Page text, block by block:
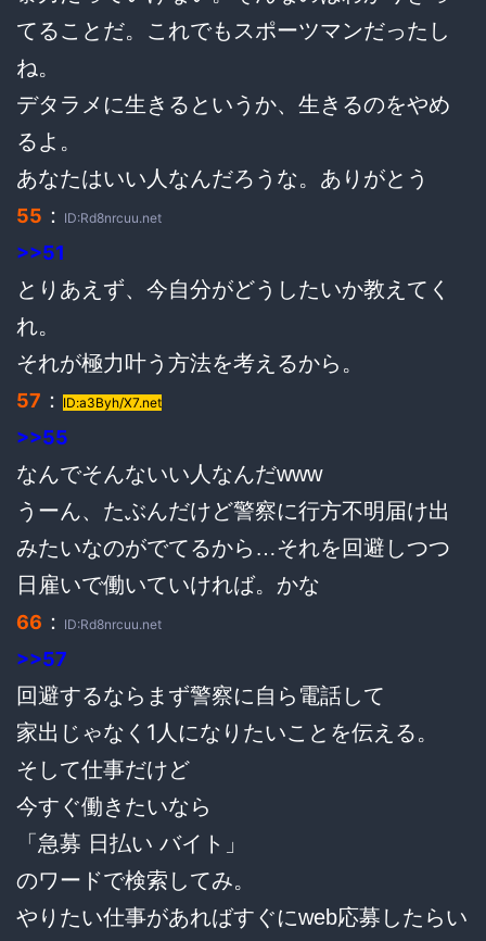
てることだ。これでもスポーツマンだったし
ね。
デタラメに生きるというか、生きるのをやめ
るよ。
あなたはいい人なんだろうな。ありがとう
55 ： ID:Rd8nrcuu.net
>>51
とりあえず、今自分がどうしたいか教えてく
れ。
それが極力叶う方法を考えるから。
57 ： ID:a3Byh/X7.net
>>55
なんでそんないい人なんだwww
うーん、たぶんだけど警察に行方不明届け出
みたいなのがでてるから…それを回避しつつ
日雇いで働いていければ。かな
66 ： ID:Rd8nrcuu.net
>>57
回避するならまず警察に自ら電話して
家出じゃなく1人になりたいことを伝える。
そして仕事だけど
今すぐ働きたいなら
「急募 日払い バイト」
のワードで検索してみ。
やりたい仕事があればすぐにweb応募したらい